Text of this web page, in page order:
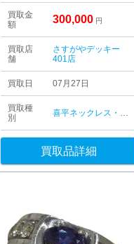
買取金
額
300,000 円
買取店
舗
さすがやデッキー
401店
買取日 07月27日
買取種
別
喜平ネックレス・ブレスレット
買取品詳細